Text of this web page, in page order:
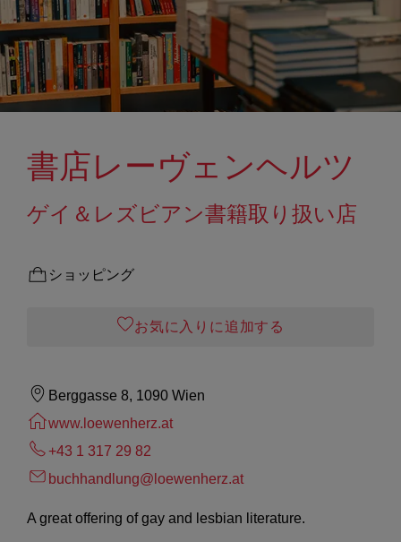
書店レーヴェンヘルツ
ゲイ＆レズビアン書籍取り扱い店
ショッピング
お気に入りに追加する
Berggasse 8, 1090 Wien
www.loewenherz.at
+43 1 317 29 82
buchhandlung@loewenherz.at
A great offering of gay and lesbian literature.